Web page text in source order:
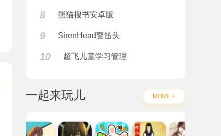
8 熊猫搜书安卓版
9 SirenHead警笛头
10 超飞儿童学习管理
一起来玩儿 MORE +